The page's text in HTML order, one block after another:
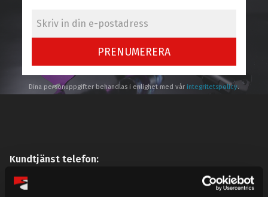
PRENUMERERA
Dina personuppgifter behandlas i enlighet med vår integritetspolicy.
Kundtjänst telefon:
Semestertider.